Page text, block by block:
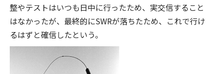
整やテストはいつも日中に行ったため、実交信すること
はなかったが、最終的にSWRが落ちたため、これで行け
るはずと確信したという。